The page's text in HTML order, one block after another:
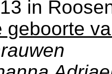
in
geboorte